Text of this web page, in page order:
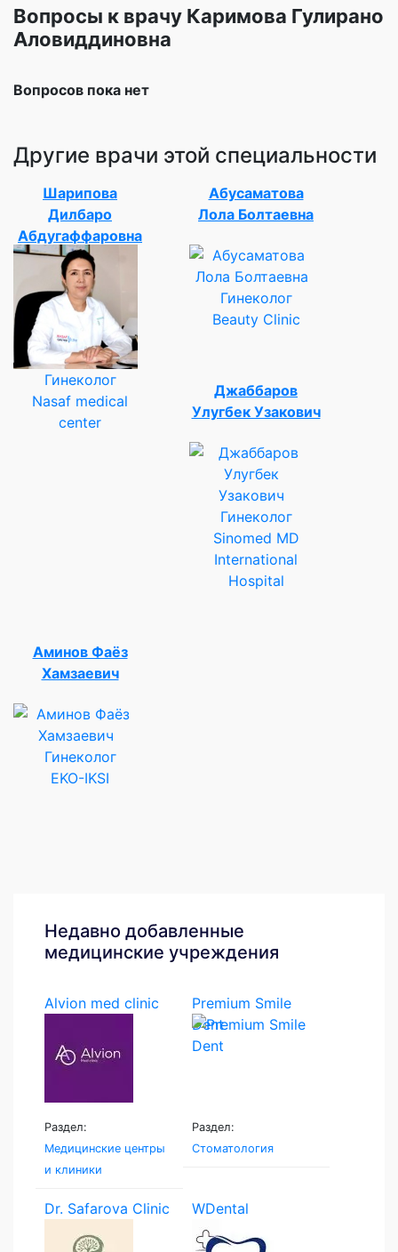
Вопросы к врачу Каримова Гулирано
Аловиддиновна
Вопросов пока нет
Другие врачи этой специальности
Шарипова
Дилбаро
Абдугаффаровна
Гинеколог
Nasaf medical
center
Абусаматова
Лола Болтаевна
Гинеколог
Beauty Clinic
Джаббаров
Улугбек Узакович
Гинеколог
Sinomed MD
International
Hospital
Аминов Фаёз
Хамзаевич
Гинеколог
EKO-IKSI
Недавно добавленные
медицинские учреждения
Alvion med clinic
Раздел:
Медицинские центры
и клиники
Premium Smile
Dent
Раздел:
Стоматология
Dr. Safarova Clinic WDental